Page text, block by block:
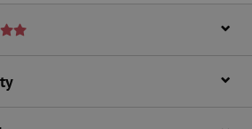
COOKIES
SOUBORY